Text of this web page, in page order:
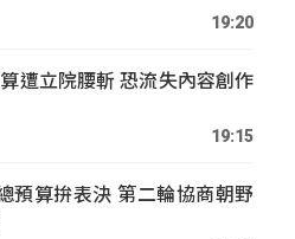
19:20
遭立院腰斬 恐流失內容創作
19:15
預算拚表決 第二輪協商朝野